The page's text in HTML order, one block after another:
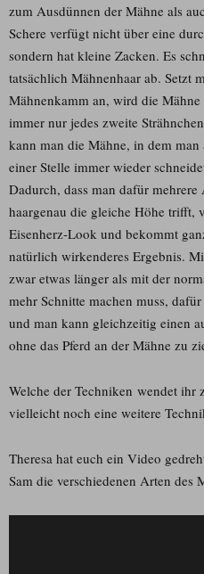
zum Ausdünnen der Mähne als
Schere verfügt nicht über eine
sondern hat kleine Zacken. Es
tatsächlich Mähnenhaar ab. Setzt
Mähnenkamm an, wird die
immer nur jedes zweite
kann man die Mähne, in dem
einer Stelle immer wieder
Dadurch, dass man dafür
haargenau die gleiche Höhe trifft,
Eisenherz-Look und bekommt
natürlich wirkenderes Ergebnis.
zwar etwas länger als mit der
mehr Schnitte machen muss,
und man kann gleichzeitig einen
ohne das Pferd an der Mähne zu
Welche der Techniken wendet
vielleicht noch eine weitere
Theresa hat euch ein Video
Sam die verschiedenen Arten des